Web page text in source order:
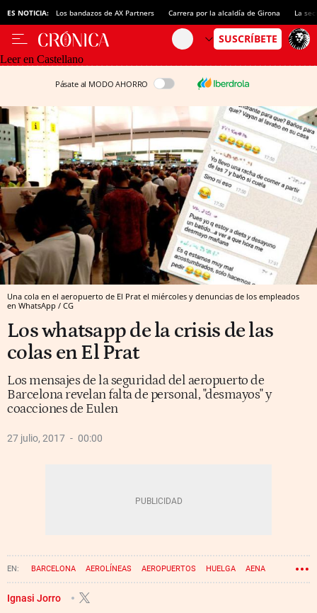
ES NOTICIA: Los bandazos de AX Partners Carrera por la alcaldía de Girona La
Leer en Castellano
Pásate al MODO AHORRO
Una cola en el aeropuerto de El Prat el miércoles y denuncias de los empleados
en WhatsApp / CG
Los whatsapp de la crisis de las
colas en El Prat
Los mensajes de la seguridad del aeropuerto de
Barcelona revelan falta de personal, "desmayos" y
coacciones de Eulen
27 julio, 2017 00:00
BARCELONA AEROLÍNEAS AEROPUERTOS HUELGA AENA
EULEN SEGURIDAD
Ignasi Jorro